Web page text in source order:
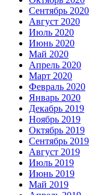
Сентябрь 2020
Август 2020
Июль 2020
Июнь 2020
Май 2020
Апрель 2020
Март 2020
Февраль 2020
Январь 2020
Декабрь 2019
Ноябрь 2019
Октябрь 2019
Сентябрь 2019
Август 2019
Июль 2019
Июнь 2019
Май 2019